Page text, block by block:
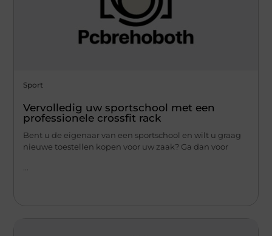
Sport
Vervolledig uw sportschool met een
professionele crossfit rack
Bent u de eigenaar van een sportschool en wilt u graag
nieuwe toestellen kopen voor uw zaak? Ga dan voor